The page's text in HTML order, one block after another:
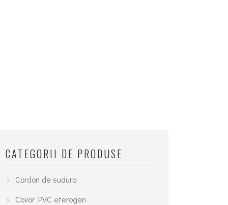
CATEGORII DE PRODUSE
Cordon de sudura
Covor PVC eterogen